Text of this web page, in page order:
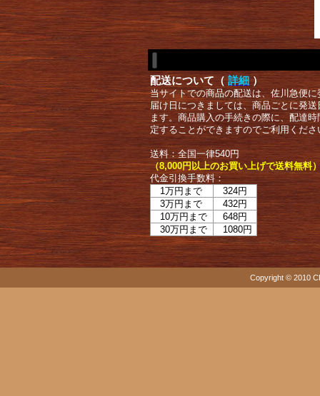
配送について（ 詳細 ）
当サイトでの商品の配送は、佐川急便
届け日につきましては、商品ごとに発
ます。商品購入の手続きの際に、配達
定することができますのでご利用くださ
送料：全国一律540円
（8,000円以上のお買い上げで送料無料
代金引換手数料：
1万円まで
324円
3万円まで
432円
10万円まで
648円
30万円まで
1080円
Copyright © 2010